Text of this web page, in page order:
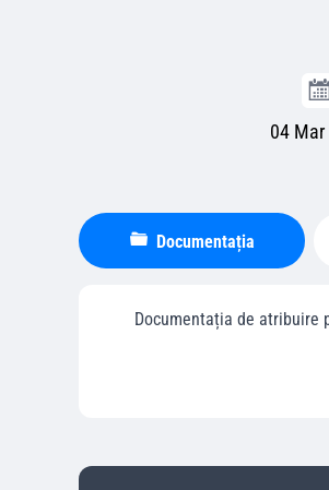
04
Documentația
Documentația de atribuire